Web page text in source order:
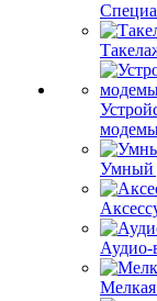
Умный
Аудио-